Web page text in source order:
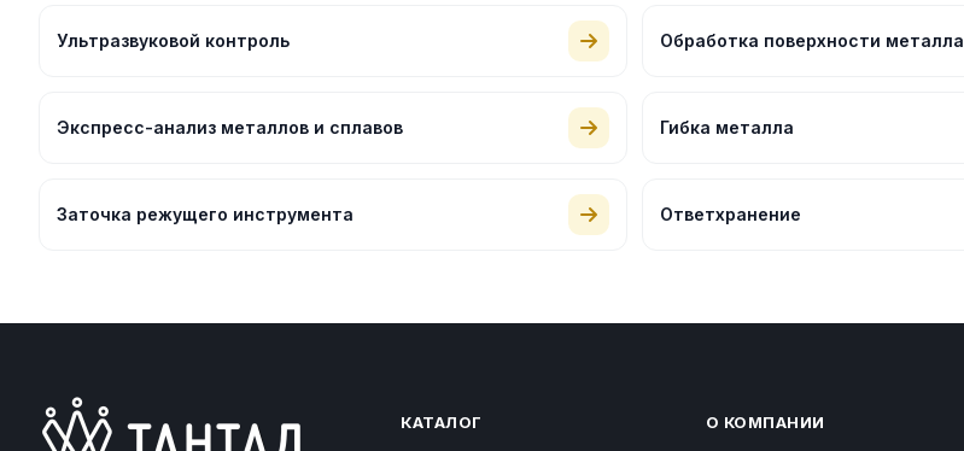
Ультразвуковой контроль Обработка поверхности металла
Экспресс-анализ металлов и сплавов Гибка металла
Заточка режущего инструмента Ответхранение
КАТАЛОГ О КОМПАНИИ